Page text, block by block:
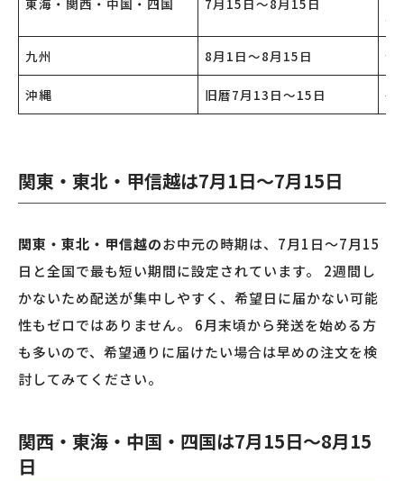
東海・関西・中国・四国 7月15日〜8月15日
寧
九州 8月1日〜8月15日 全
沖縄 旧暦7月13日〜15日 毎
関東・東北・甲信越は7月1日〜7月15日
関東・東北・甲信越のお中元の時期は、7月1日〜7月15
日と全国で最も短い期間に設定されています。 2週間し
かないため配送が集中しやすく、希望日に届かない可能
性もゼロではありません。 6月末頃から発送を始める方
も多いので、希望通りに届けたい場合は早めの注文を検
討してみてください。
関西・東海・中国・四国は7月15日〜8月15
日